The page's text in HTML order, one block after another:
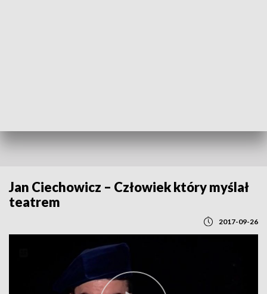
Jan Ciechowicz – Człowiek który myślał
teatrem
2017-09-26